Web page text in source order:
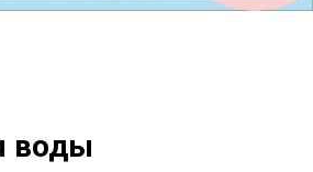
воды